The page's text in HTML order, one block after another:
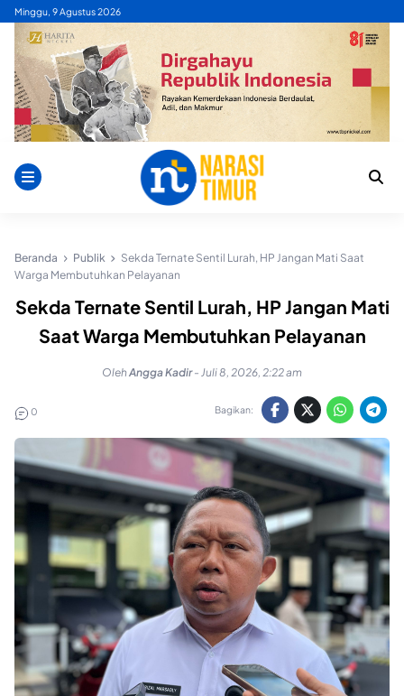
Skip
content
Minggu, 9 Agustus 2026
Beranda Publik
Sekda Ternate Sentil Lurah, HP Jangan Mati Saat
Warga Membutuhkan Pelayanan
Sekda Ternate Sentil Lurah, HP Jangan Mati
Saat Warga Membutuhkan Pelayanan
OlehAngga Kadir - Juli 8, 2026, 2:22 am
0 Bagikan: